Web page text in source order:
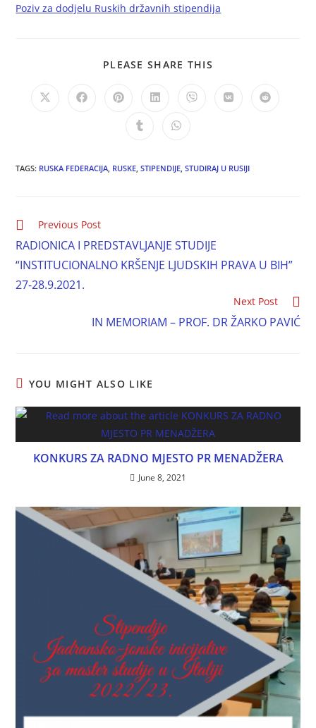
Poziv za dodjelu Ruskih državnih stipendija
PLEASE SHARE THIS
TAGS: RUSKA FEDERACIJA RUSKE STIPENDIJE STUDIRAJ U RUSIJI
Previous Post
RADIONICA I PREDSTAVLJANJE STUDIJE
“INSTITUCIONALNO KRŠENJE LJUDSKIH PRAVA U BIH”
27-28.9.2021.
Next Post
IN MEMORIAM – PROF. DR ŽARKO PAVIĆ
YOU MIGHT ALSO LIKE
KONKURS ZA RADNO MJESTO PR MENADŽERA
June 8, 2021